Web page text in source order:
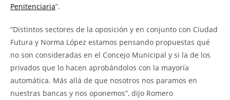
Penitenciaria”.
“Distintos sectores de la oposición y en conjunto con Ciudad
Futura y Norma López estamos pensando propuestas qué
no son consideradas en el Concejo Municipal y si la de los
privados que lo hacen aprobándolos con la mayoría
automática. Más allá de que nosotros nos paramos en
nuestras bancas y nos oponemos”, dijo Romero